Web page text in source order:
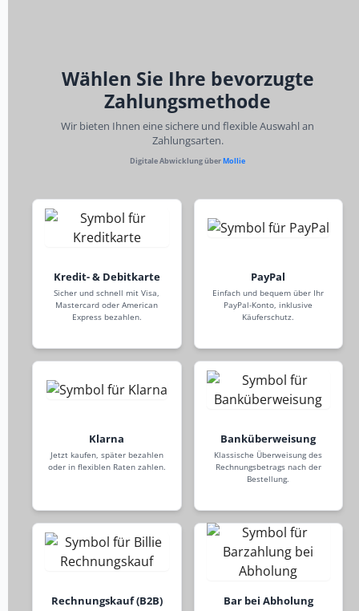
Wählen Sie Ihre bevorzugte
Zahlungsmethode
Wir bieten Ihnen eine sichere und flexible Auswahl an
Zahlungsarten.
Digitale Abwicklung überMollie
Kredit- & Debitkarte
Sicher und schnell mit Visa,
Mastercard oder American
Express bezahlen.
PayPal
Einfach und bequem über Ihr
PayPal-Konto, inklusive
Käuferschutz.
Klarna
Jetzt kaufen, später bezahlen
oder in flexiblen Raten zahlen.
Banküberweisung
Klassische Überweisung des
Rechnungsbetrags nach der
Bestellung.
Rechnungskauf (B2B) Bar bei Abholung